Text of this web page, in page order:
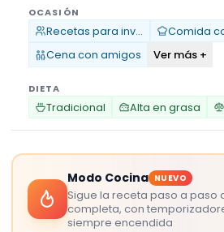
OCASIÓN
Recetas para invitados
Cena con amigos
Ver más +
DIETA
Tradicional Alta en grasa
Modo Cocina NUEVO
Sigue la receta paso a paso
completa, con
siempre encendida